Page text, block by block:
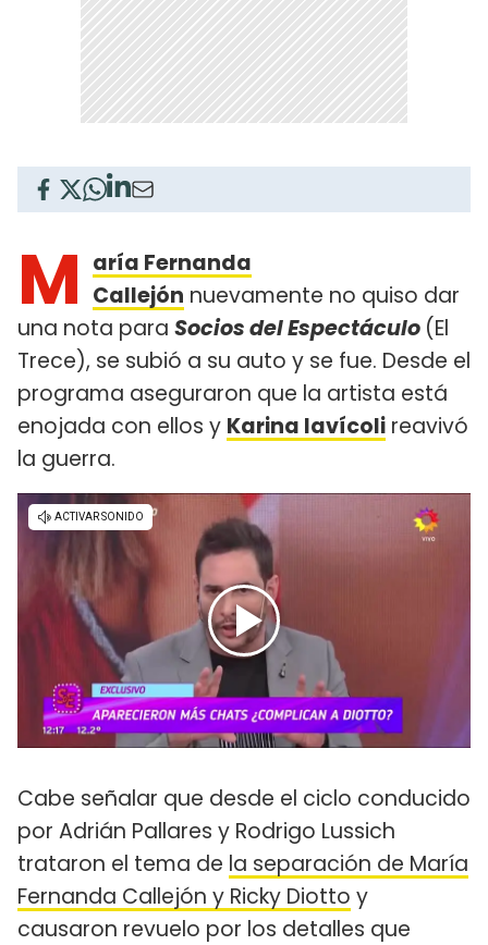
M aría Fernanda
Callejón nuevamente no quiso dar
una nota para Socios del Espectáculo (El
Trece), se subió a su auto y se fue. Desde el
programa aseguraron que la artista está
enojada con ellos y Karina Iavícoli reavivó
la guerra.
Cabe señalar que desde el ciclo conducido
por Adrián Pallares y Rodrigo Lussich
trataron el tema de la separación de María
Fernanda Callejón y Ricky Diotto y
causaron revuelo por los detalles que